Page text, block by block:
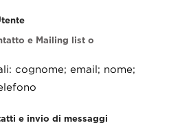
e Mailing list o
cognome; email; nome;
e invio di messaggi